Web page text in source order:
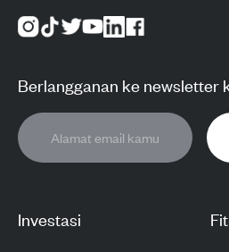
Investasi
Berlangganan ke newsletter